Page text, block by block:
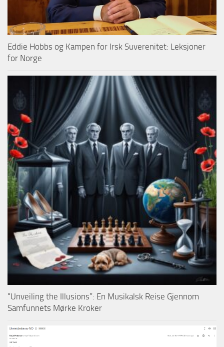
Eddie Hobbs og Kampen for Irsk Suverenitet: Leksjoner
for Norge
“Unveiling the Illusions”: En Musikalsk Reise Gjennom
Samfunnets Mørke Kroker